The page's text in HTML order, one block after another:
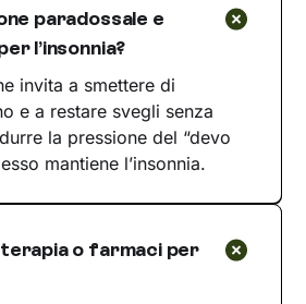
paradossale e
l’insonnia?
invita a smettere di
e a restare svegli senza
la pressione del “devo
mantiene l’insonnia.
o farmaci per